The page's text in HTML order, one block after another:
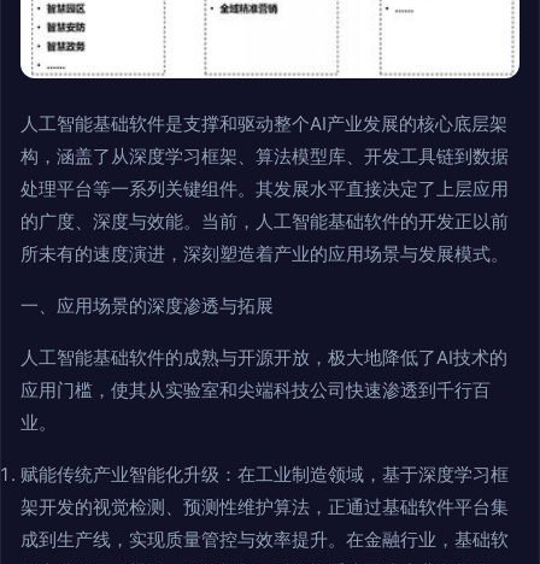
人工智能基础软件是支撑和驱动整个AI产业发展的核心底层架
构，涵盖了从深度学习框架、算法模型库、开发工具链到数据
处理平台等一系列关键组件。其发展水平直接决定了上层应用
的广度、深度与效能。当前，人工智能基础软件的开发正以前
所未有的速度演进，深刻塑造着产业的应用场景与发展模式。
一、应用场景的深度渗透与拓展
人工智能基础软件的成熟与开源开放，极大地降低了AI技术的
应用门槛，使其从实验室和尖端科技公司快速渗透到千行百
业。
赋能传统产业智能化升级：在工业制造领域，基于深度学习框
架开发的视觉检测、预测性维护算法，正通过基础软件平台集
成到生产线，实现质量管控与效率提升。在金融行业，基础软